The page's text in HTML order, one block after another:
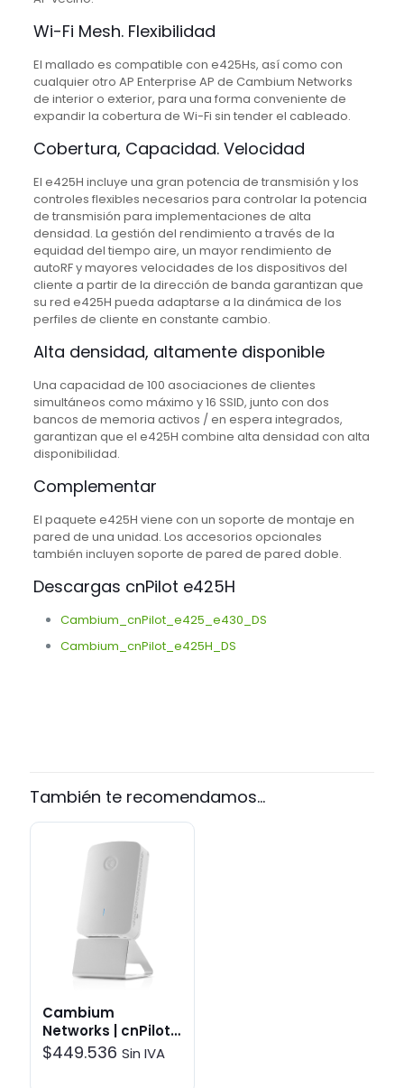
Wi-Fi Mesh. Flexibilidad
El mallado es compatible con e425Hs, así como con
cualquier otro AP Enterprise AP de Cambium Networks
de interior o exterior, para una forma conveniente de
expandir la cobertura de Wi-Fi sin tender el cableado.
Cobertura, Capacidad. Velocidad
El e425H incluye una gran potencia de transmisión y los
controles flexibles necesarios para controlar la potencia
de transmisión para implementaciones de alta
densidad. La gestión del rendimiento a través de la
equidad del tiempo aire, un mayor rendimiento de
autoRF y mayores velocidades de los dispositivos del
cliente a partir de la dirección de banda garantizan que
su red e425H pueda adaptarse a la dinámica de los
perfiles de cliente en constante cambio.
Alta densidad, altamente disponible
Una capacidad de 100 asociaciones de clientes
simultáneos como máximo y 16 SSID, junto con dos
bancos de memoria activos / en espera integrados,
garantizan que el e425H combine alta densidad con alta
disponibilidad.
Complementar
El paquete e425H viene con un soporte de montaje en
pared de una unidad. Los accesorios opcionales
también incluyen soporte de pared de pared doble.
Descargas cnPilot e425H
Cambium_cnPilot_e425_e430_DS
Cambium_cnPilot_e425H_DS
También te recomendamos…
Cambium
Networks | cnPilot™
e430H | Enlaces
$449.536 Sin IVA